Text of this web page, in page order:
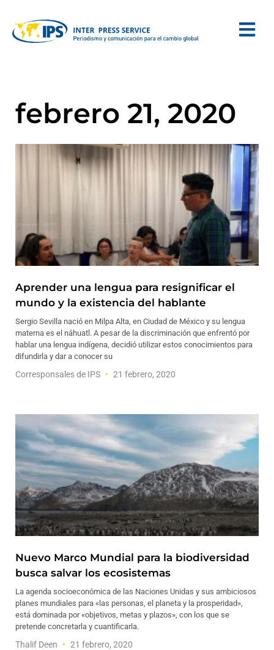
febrero 21, 2020
Aprender una lengua para resignificar el
mundo y la existencia del hablante
Sergio Sevilla nació en Milpa Alta, en Ciudad de México y su lengua
materna es el náhuatl. A pesar de la discriminación que enfrentó por
hablar una lengua indígena, decidió utilizar estos conocimientos para
difundirla y dar a conocer su
Corresponsales de IPS 21 febrero, 2020
Nuevo Marco Mundial para la biodiversidad
busca salvar los ecosistemas
La agenda socioeconómica de las Naciones Unidas y sus ambiciosos
planes mundiales para «las personas, el planeta y la prosperidad»,
está dominada por «objetivos, metas y plazos», con los que se
pretende concretarla y cuantificarla.
Thalif Deen 21 febrero, 2020